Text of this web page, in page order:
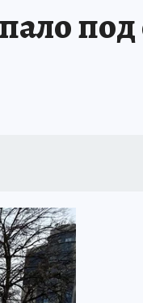
под